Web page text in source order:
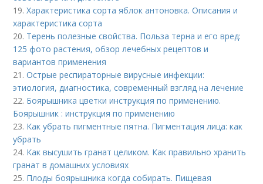
19.Характеристика сорта яблок антоновка. Описания и
характеристика сорта
20. Терень полезные свойства. Польза терна и его вред:
125 фото растения, обзор лечебных рецептов и
вариантов применения
21.Острые респираторные вирусные инфекции:
этиология, диагностика, современный взгляд на лечение
22. Боярышника цветки инструкция по применению.
Боярышник : инструкция по применению
23. Как убрать пигментные пятна. Пигментация лица: как
убрать
24. Как высушить гранат целиком. Как правильно хранить
гранат в домашних условиях
25. Плоды боярышника когда собирать. Пищевая